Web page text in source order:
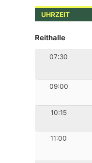
UHRZEIT
Reithalle
07:30
09:00
10:15
11:00